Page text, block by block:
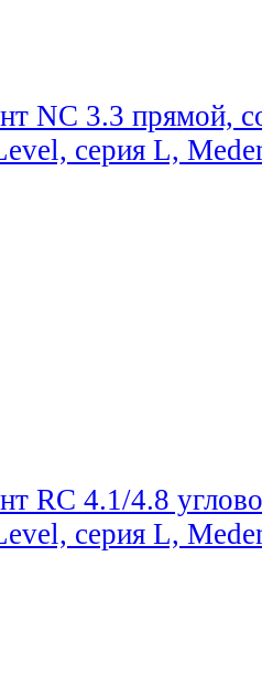
NC 3.3 прямой,
серия L,
RC 4.1/4.8
серия L,